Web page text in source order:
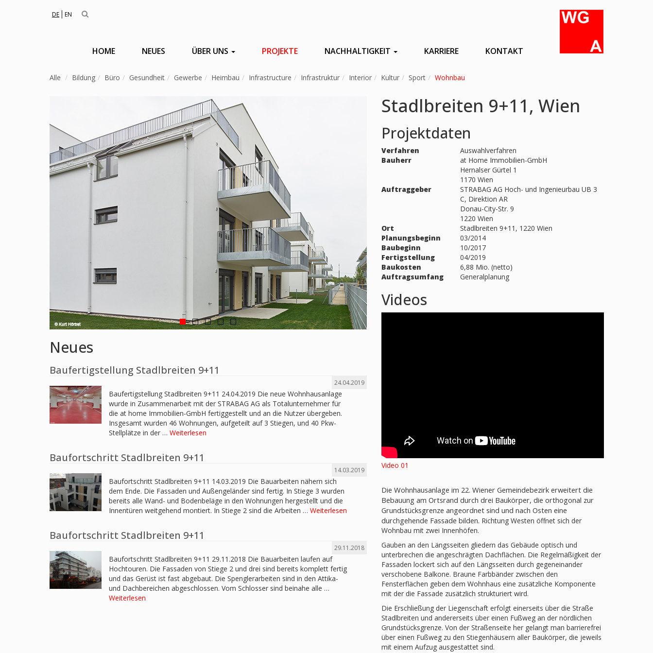
DE EN
HOME NEUES ÜBER UNS PROJEKTE NACHHALTIGKEIT KARRIERE KONTAKT
Alle Bildung Büro Gesundheit Gewerbe Heimbau Infrastructure Infrastruktur Interior Kultur Sport Wohnbau
Neues
Baufertigstellung Stadlbreiten 9+11
24.04.2019
Baufertigstellung Stadlbreiten 9+11 24.04.2019 Die neue Wohnhausanlage
wurde in Zusammenarbeit mit der STRABAG AG als Totalunternehmer für
die at home Immobilien-GmbH fertiggestellt und an die Nutzer übergeben.
Insgesamt wurden 46 Wohnungen, aufgeteilt auf 3 Stiegen, und 40 Pkw-
Stellplätze in der … Weiterlesen
Baufortschritt Stadlbreiten 9+11
14.03.2019
Baufortschritt Stadlbreiten 9+11 14.03.2019 Die Bauarbeiten nähern sich
dem Ende. Die Fassaden und Außengeländer sind fertig. In Stiege 3 wurden
bereits alle Wand- und Bodenbeläge in den Wohnungen hergestellt und die
Innentüren weitgehend montiert. In Stiege 2 sind die Arbeiten … Weiterlesen
Baufortschritt Stadlbreiten 9+11
29.11.2018
Baufortschritt Stadlbreiten 9+11 29.11.2018 Die Bauarbeiten laufen auf
Hochtouren. Die Fassaden von Stiege 2 und drei sind bereits komplett fertig
und das Gerüst ist fast abgebaut. Die Spenglerarbeiten sind in den Attika-
und Dachbereichen abgeschlossen. Vom Schlosser sind beinahe alle …
Weiterlesen
Stadlbreiten 9+11, Wien
Projektdaten
Verfahren
Auswahlverfahren
Bauherr
at Home Immobilien-GmbH
Hernalser Gürtel 1
1170 Wien
Auftraggeber
STRABAG AG Hoch- und Ingenieurbau UB 3
C, Direktion AR
Donau-City-Str. 9
1220 Wien
Ort
Stadlbreiten 9+11, 1220 Wien
Planungsbeginn
03/2014
Baubeginn
10/2017
Fertigstellung
04/2019
Baukosten
6,88 Mio. (netto)
Auftragsumfang
Generalplanung
Videos
Video 01
Die Wohnhausanlage im 22. Wiener Gemeindebezirk erweitert die
Bebauung am Ortsrand durch drei Baukörper, die orthogonal zur
Grundstücksgrenze angeordnet sind und nach Osten eine
durchgehende Fassade bilden. Richtung Westen öffnet sich der
Wohnbau mit zwei Innenhöfen.
Gauben an den Längsseiten gliedern das Gebäude optisch und
unterbrechen die angeschrägten Dachflächen. Die Regelmäßigkeit der
Fassaden lockert sich auf den Längsseiten durch gegeneinander
verschobene Balkone. Braune Farbbänder zwischen den
Fensterflächen geben dem Wohnhaus eine zusätzliche Komponente
mit der die Fassade zusätzlich strukturiert wird.
Die Erschließung der Liegenschaft erfolgt einerseits über die Straße
Stadlbreiten und andererseits über einen Fußweg an der nördlichen
Grundstücksgrenze. Von der Straßenseite her gelangt man barrierefrei
über einen Fußweg zu den Stiegenhäusern aller Baukörper, die jeweils
mit einem Aufzug ausgestattet sind.